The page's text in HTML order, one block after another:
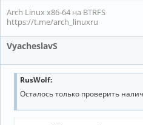
Arch Linux x86-64 на BTRFS
https://t.me/arch_linuxru
VyacheslavS
RusWolf:
Осталось только проверить